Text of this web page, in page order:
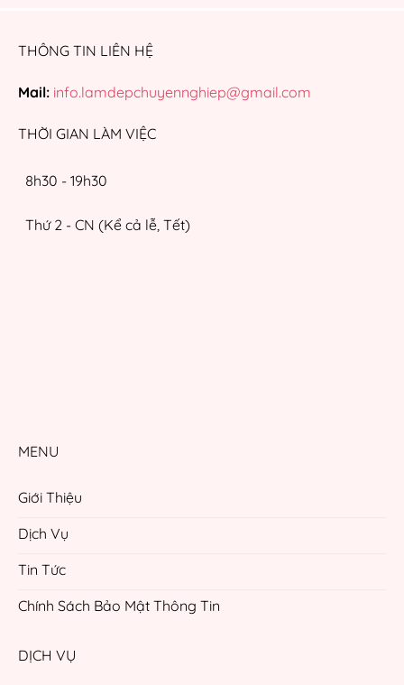
THÔNG TIN LIÊN HỆ
Mail: info.lamdepchuyennghiep@gmail.com
THỜI GIAN LÀM VIỆC
8h30 - 19h30
Thứ 2 - CN (Kể cả lễ, Tết)
MENU
Giới Thiệu
Dịch Vụ
Tin Tức
Chính Sách Bảo Mật Thông Tin
DỊCH VỤ